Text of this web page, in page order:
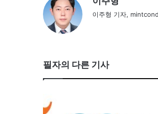
이주형 기자,
필자의 다른 기사